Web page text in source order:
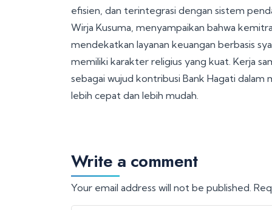
efisien, dan terintegrasi dengan sistem
Wirja Kusuma, menyampaikan bahwa
mendekatkan layanan keuangan berbasis
memiliki karakter religius yang kuat. Kerja
sebagai wujud kontribusi Bank Hagati
lebih cepat dan lebih mudah.
Write a comment
Your email address will not be published.